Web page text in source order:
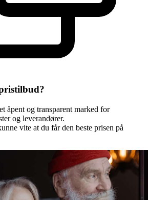
åpent og transparent marked for
og leverandører.
vite at du får den beste prisen på